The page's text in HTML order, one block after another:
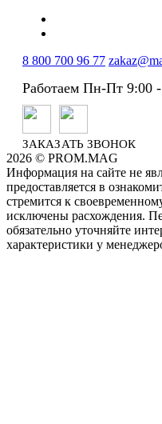
8 800 700 96 77
Работаем Пн-Пт 9:00
ЗАКАЗАТЬ ЗВОНОК
2026 © PROM.MAG
Информация на сайте не
предоставляется в
стремится к
исключены расхождения.
обязательно уточняйте
характеристики у